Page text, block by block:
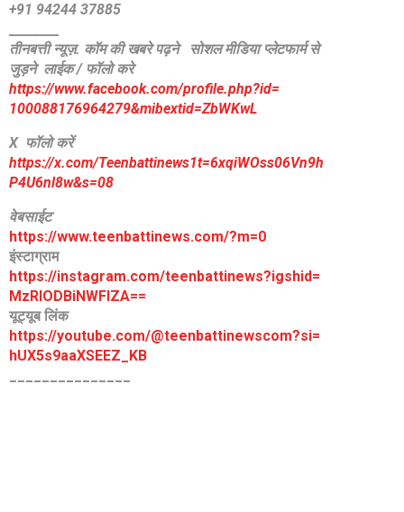
+91 94244 37885
तीनबत्ती न्यूज़. कॉम की खबरे पढ़नेसोशल मीडिया प्लेटफार्म से
जुड़ने लाईक / फॉलो करे
https://www.facebook.com/profile.php?id=
100088176964279&mibextid=ZbWKwL
X फॉलो करें
https://x.com/Teenbattinews1t=6xqiWOss06Vn9h
P4U6nl8w&s=08
वेबसाईट
https://www.teenbattinews.com/?m=0
इंस्टाग्राम
https://instagram.com/teenbattinews?igshid=
MzRlODBiNWFlZA==
यूट्यूब लिंक
https://youtube.com/@teenbattinewscom?si=
hUX5s9aaXSEEZ_KB